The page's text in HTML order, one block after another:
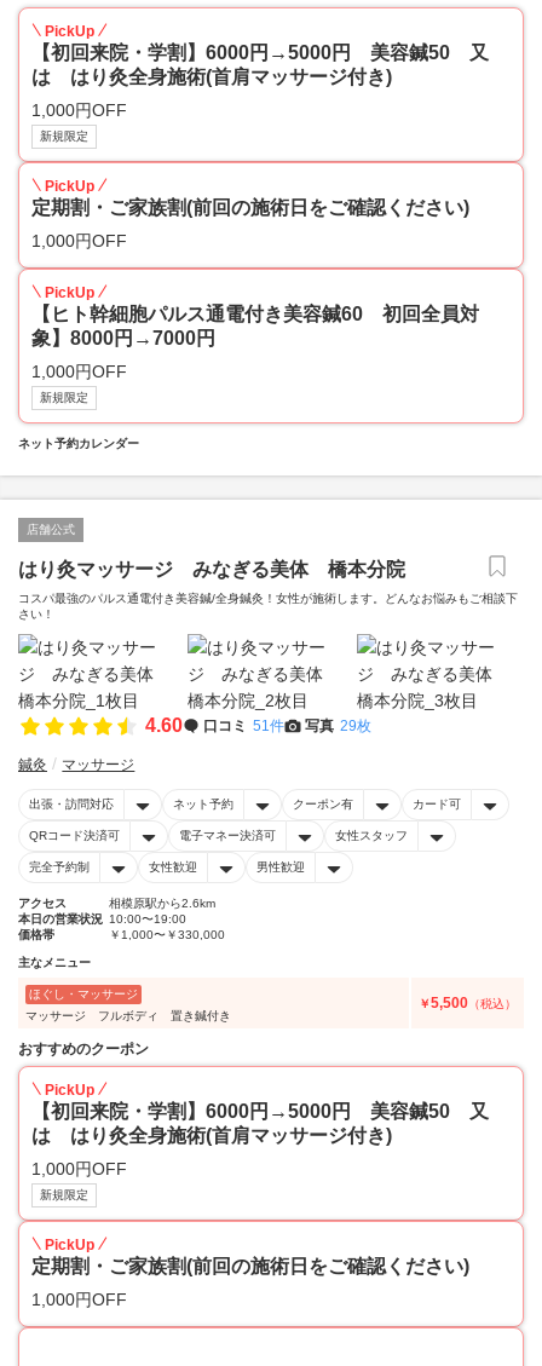
PickUp
【初回来院・学割】6000円→5000円 美容鍼50 又
は はり灸全身施術(首肩マッサージ付き)
1,000円OFF
新規限定
PickUp
定期割・ご家族割(前回の施術日をご確認ください)
1,000円OFF
PickUp
【ヒト幹細胞パルス通電付き美容鍼60 初回全員対
象】8000円→7000円
1,000円OFF
新規限定
ネット予約カレンダー
店舗公式
はり灸マッサージ みなぎる美体 橋本分院
コスパ最強のパルス通電付き美容鍼/全身鍼灸！女性が施術します。どんなお悩みもご相談下
さい！
4.60 口コミ 51件 写真 29枚
鍼灸 マッサージ
出張・訪問対応 ネット予約 クーポン有 カード可
QRコード決済可 電子マネー決済可 女性スタッフ
完全予約制 女性歓迎 男性歓迎
アクセス
相模原駅から2.6km
本日の営業状況 10:00〜19:00
価格帯
￥1,000〜￥330,000
主なメニュー
ほぐし・マッサージ
マッサージ フルボディ 置き鍼付き
￥5,500 （税込）
おすすめのクーポン
PickUp
【初回来院・学割】6000円→5000円 美容鍼50 又
は はり灸全身施術(首肩マッサージ付き)
1,000円OFF
新規限定
PickUp
定期割・ご家族割(前回の施術日をご確認ください)
1,000円OFF